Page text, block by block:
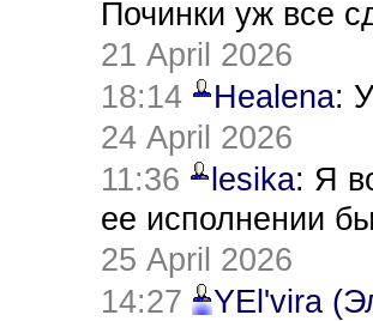
Починки уж все
21 April 2026
18:14
Healena:
24 April 2026
11:36
lesika: Я
ее исполнении
25 April 2026
14:27
YEl'vira